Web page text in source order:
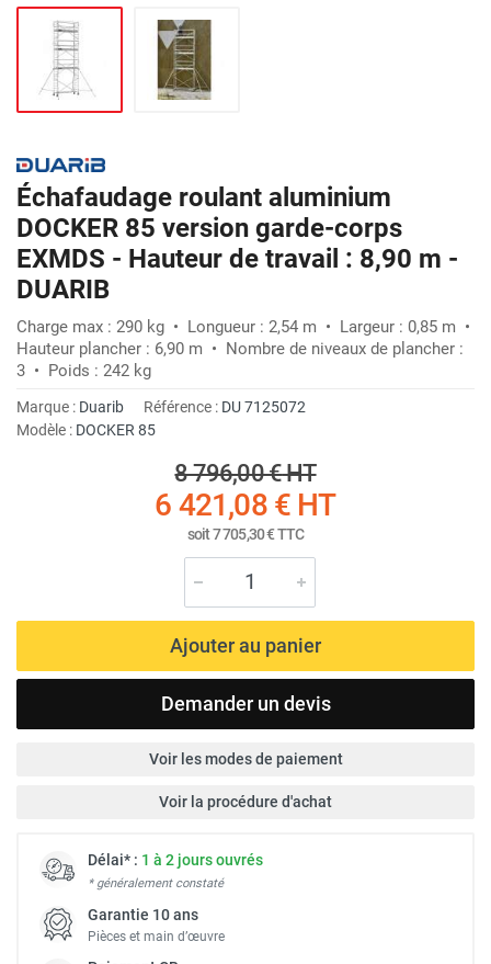
Échafaudage roulant aluminium
DOCKER 85 version garde-corps
EXMDS - Hauteur de travail : 8,90 m -
DUARIB
Charge max : 290 kg • Longueur : 2,54 m • Largeur : 0,85 m •
Hauteur plancher : 6,90 m • Nombre de niveaux de plancher :
3 • Poids : 242 kg
Marque : Duarib Référence : DU 7125072
Modèle : DOCKER 85
8 796,00 €HT
6 421,08 € HT
soit7 705,30 €TTC
Ajouter au panier
Demander un devis
Voir les modes de paiement
Voir la procédure d'achat
Délai* : 1 à 2 jours ouvrés
* généralement constaté
Garantie 10 ans
Pièces et main d’œuvre